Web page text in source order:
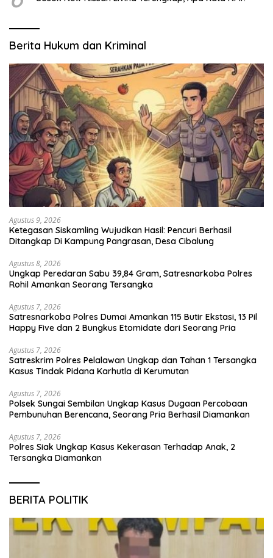
Berita Hukum dan Kriminal
Agustus 9, 2026
Ketegasan Siskamling Wujudkan Hasil: Pencuri Berhasil
Ditangkap Di Kampung Pangrasan, Desa Cibalung
Agustus 8, 2026
Ungkap Peredaran Sabu 39,84 Gram, Satresnarkoba Polres
Rohil Amankan Seorang Tersangka
Agustus 7, 2026
Satresnarkoba Polres Dumai Amankan 115 Butir Ekstasi, 13 Pil
Happy Five dan 2 Bungkus Etomidate dari Seorang Pria
Agustus 7, 2026
Satreskrim Polres Pelalawan Ungkap dan Tahan 1 Tersangka
Kasus Tindak Pidana Karhutla di Kerumutan
Agustus 7, 2026
Polsek Sungai Sembilan Ungkap Kasus Dugaan Percobaan
Pembunuhan Berencana, Seorang Pria Berhasil Diamankan
Agustus 7, 2026
Polres Siak Ungkap Kasus Kekerasan Terhadap Anak, 2
Tersangka Diamankan
BERITA POLITIK